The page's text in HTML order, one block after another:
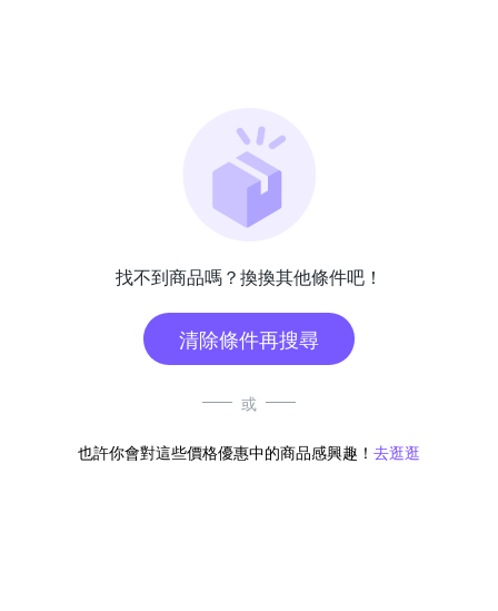
找不到商品嗎？換換其他條件吧！
清除條件再搜尋
或
也許你會對這些價格優惠中的商品感興趣！ 去逛逛